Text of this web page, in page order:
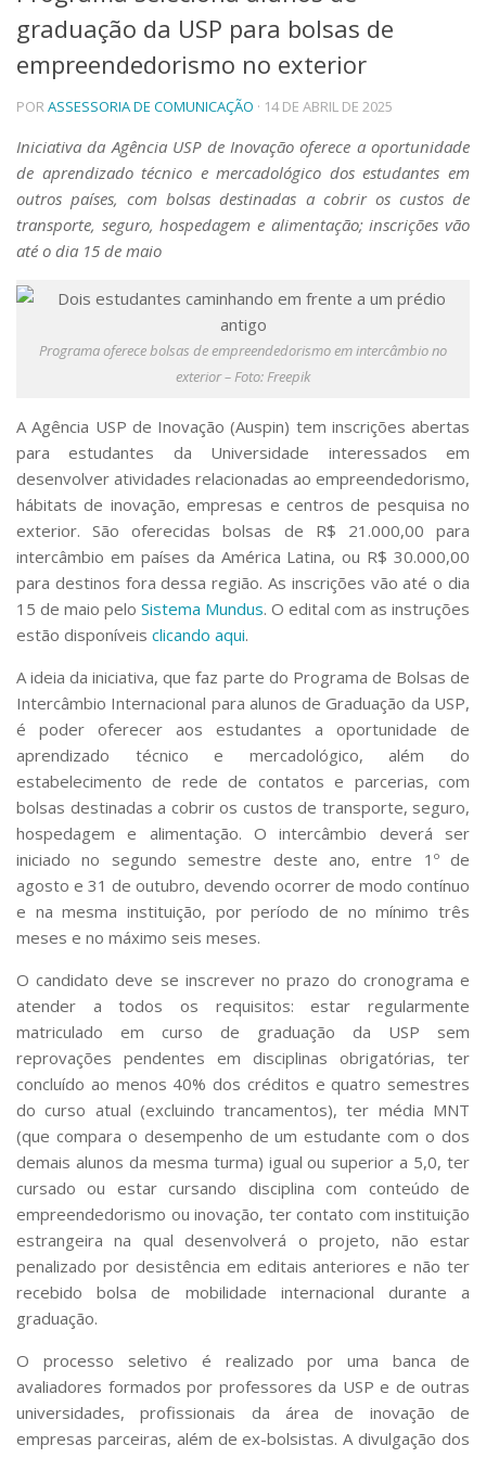
Telefones e Mapas
Pessoas
Ensino
Graduação
Educação a distância
Cursos de Extensão
Pesquisa e Inovação
Linhas de Pesquisa
Centros, Núcleos e Projetos em Rede
Iniciação Científica
Transferência de Tecnologia
Empresas Juniores
Extensão à Comunidade
Projetos, Programas e Cursos
Artes, Cultura e Esportes
Museus e Espaços Interativos
Serviços
Bibliotecas
Apoio ao Estudante
Segurança, Trânsito e Prevenção
RH, Administrativo e Financeiro
Outros serviços
Comunicação
Assessorias e Mídias
Aplicativos e Sites
Jornal da USP
Agenda de Eventos
Defesa de Teses
graduação da USP para bolsas de
empreendedorismo no exterior
PORASSESSORIA DE COMUNICAÇÃO · 14 DE ABRIL DE 2025
Iniciativa da Agência USP de Inovação oferece a oportunidade
de aprendizado técnico e mercadológico dos estudantes em
outros países, com bolsas destinadas a cobrir os custos de
transporte, seguro, hospedagem e alimentação; inscrições vão
até o dia 15 de maio
Programa oferece bolsas de empreendedorismo em intercâmbio no
exterior – Foto: Freepik
A Agência USP de Inovação (Auspin) tem inscrições abertas
para estudantes da Universidade interessados em
desenvolver atividades relacionadas ao empreendedorismo,
hábitats de inovação, empresas e centros de pesquisa no
exterior. São oferecidas bolsas de R$ 21.000,00 para
intercâmbio em países da América Latina, ou R$ 30.000,00
para destinos fora dessa região. As inscrições vão até o dia
15 de maio pelo Sistema Mundus. O edital com as instruções
estão disponíveis clicando aqui.
A ideia da iniciativa, que faz parte do Programa de Bolsas de
Intercâmbio Internacional para alunos de Graduação da USP,
é poder oferecer aos estudantes a oportunidade de
aprendizado técnico e mercadológico, além do
estabelecimento de rede de contatos e parcerias, com
bolsas destinadas a cobrir os custos de transporte, seguro,
hospedagem e alimentação. O intercâmbio deverá ser
iniciado no segundo semestre deste ano, entre 1º de
agosto e 31 de outubro, devendo ocorrer de modo contínuo
e na mesma instituição, por período de no mínimo três
meses e no máximo seis meses.
O candidato deve se inscrever no prazo do cronograma e
atender a todos os requisitos: estar regularmente
matriculado em curso de graduação da USP sem
reprovações pendentes em disciplinas obrigatórias, ter
concluído ao menos 40% dos créditos e quatro semestres
do curso atual (excluindo trancamentos), ter média MNT
(que compara o desempenho de um estudante com o dos
demais alunos da mesma turma) igual ou superior a 5,0, ter
cursado ou estar cursando disciplina com conteúdo de
empreendedorismo ou inovação, ter contato com instituição
estrangeira na qual desenvolverá o projeto, não estar
penalizado por desistência em editais anteriores e não ter
recebido bolsa de mobilidade internacional durante a
graduação.
O processo seletivo é realizado por uma banca de
avaliadores formados por professores da USP e de outras
universidades, profissionais da área de inovação de
empresas parceiras, além de ex-bolsistas. A divulgação dos